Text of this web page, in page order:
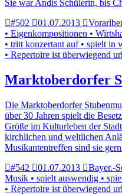
Sie war Andis Schülerin, bis
#502
01.07.2013
• Eigenkompositionen •
• tritt konzertant auf • spielt in
• Repertoire ist überwiegend
Marktoberdorfer
Die Marktoberdorfer
über 30 Jahren spielt die
Größe im Kulturleben der
kirchlichen und weltlichen
Musikantentreffen sind sie gern
#542
01.07.2013 Bayer.-
Musik • spielt auswendig •
• Repertoire ist überwiegend